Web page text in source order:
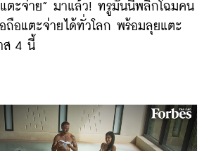
ตะจ่าย” มาแล้ว! ทรูมันนี่พลิกโฉมคน
ถือแตะจ่ายได้ทั่วโลก พร้อมลุยแตะ
ส 4 นี้